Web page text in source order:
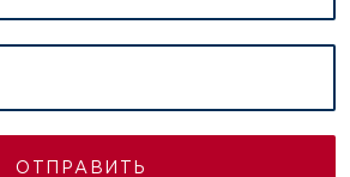
ОТПРАВИТЬ